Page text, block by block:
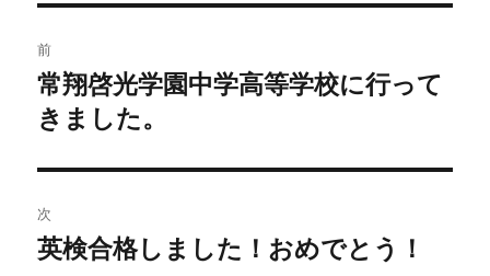
稿
ナ
ビ
ゲ
ー
前
前
の
稿:
常翔啓光学園中学高等学校に行って
きました。
次
次
英検合格しました！おめでとう！